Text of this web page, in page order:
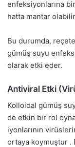
enfeksiyonlarına
hatta mantar
Bu durumda,
gümüş suyu
olarak etki eder.
Antiviral Etki
Kolloidal gümüş
de etkin bir rol
iyonlarının
ortaya koymuştur .